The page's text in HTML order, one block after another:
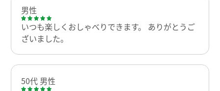
男性
いつも楽しくおしゃべりできます。 ありがとうご
ざいました。
50代 男性